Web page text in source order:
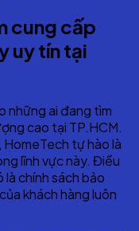
cung cấp
uy tín tại
những ai đang tìm
cao tại TP.HCM.
tự hào là
lĩnh vực này. Điều
chính sách bảo
khách hàng luôn